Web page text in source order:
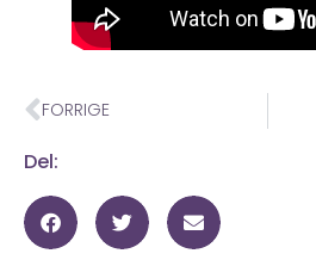
FORRIGE
Del: